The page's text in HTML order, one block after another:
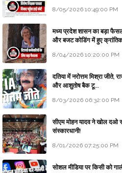
8/05/2026 10:49:00 PM
मध्य प्रदेश शासन का बड़ा
और बजट कोडिंग में हुए
8/04/2026 10:20:00 PM
दतिया में नरोत्तम मिश्रा जीते,
और आशुतोष बैक टू...
8/03/2026 06:32:00 PM
सीएम मोहन यादव ने खोल दओ
संस्कारधानी!
8/01/2026 07:25:00 PM
सोशल मीडिया पर किसी को